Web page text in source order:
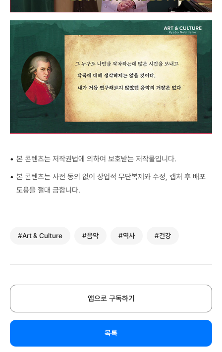
• 본 콘텐츠는 저작권법에 의하여 보호받는 저작물입니다.
• 본 콘텐츠는 사전 동의 없이 상업적 무단복제와 수정, 캡처 후 배포
도용을 절대 금합니다.
#Art & Culture #음악 #역사 #건강
앱으로 구독하기
목록